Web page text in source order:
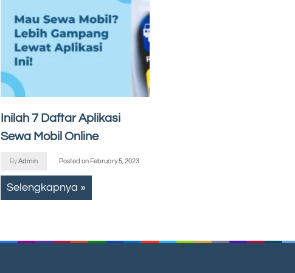
Inilah 7 Daftar Aplikasi
Sewa Mobil Online
ByAdmin Posted on February 5, 2023
Selengkapnya »